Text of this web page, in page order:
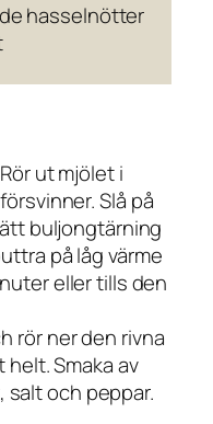
hasselnötter
ut mjölet i
Slå på
buljongtärning
på låg värme
eller tills den
rör ner den rivna
Smaka av
och peppar.